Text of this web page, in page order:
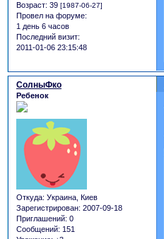
Возраст: 39 [1987-06-27]
Провел на форуме:
1 день 6 часов
Последний визит:
2011-01-06 23:15:48
СолныФко
Ребенок
Откуда: Украина, Киев
Зарегистрирован: 2007-09-18
Приглашений: 0
Сообщений: 151